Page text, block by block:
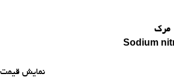
Sodium
نمایش قیمت